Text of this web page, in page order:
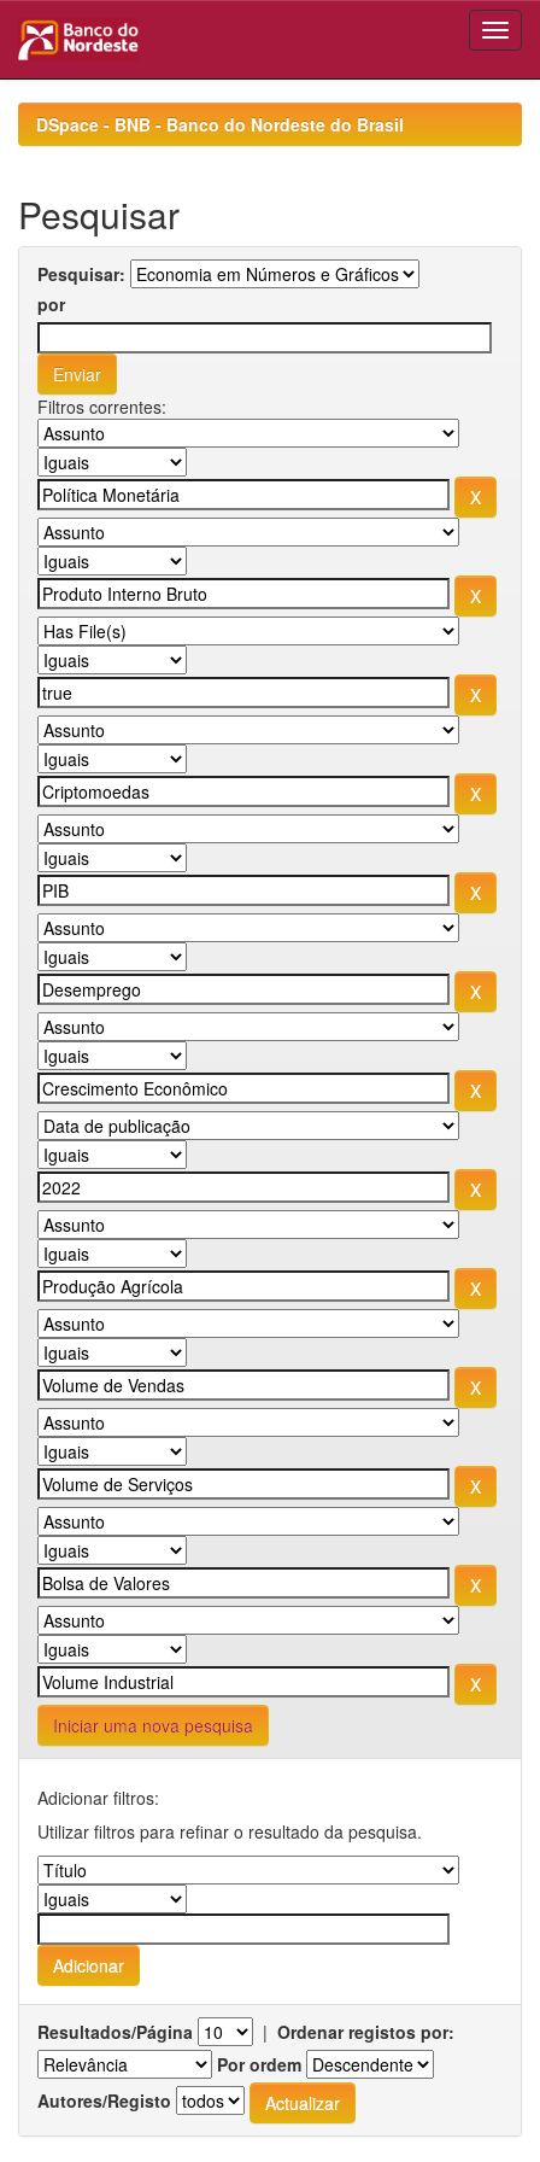
navigationDSpace - BNB - Banco do Nordeste do Brasil
Pesquisar
Pesquisar:
por
Filtros correntes:
Iniciar uma nova pesquisa
Adicionar filtros:
Utilizar filtros para refinar o resultado da pesquisa.
Resultados/Página | Ordenar registos por:
Por ordem
Autores/Registo